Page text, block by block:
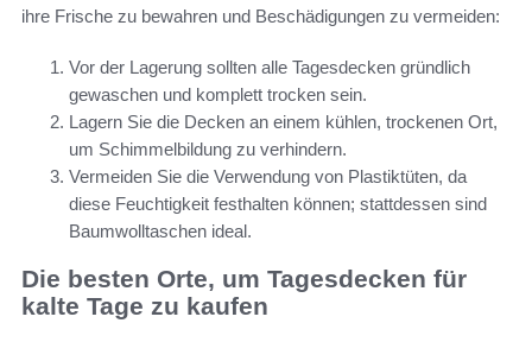
ihre Frische zu bewahren und Beschädigungen zu vermeiden:
Vor der Lagerung sollten alle Tagesdecken gründlich
gewaschen und komplett trocken sein.
Lagern Sie die Decken an einem kühlen, trockenen Ort,
um Schimmelbildung zu verhindern.
Vermeiden Sie die Verwendung von Plastiktüten, da
diese Feuchtigkeit festhalten können; stattdessen sind
Baumwolltaschen ideal.
Die besten Orte, um Tagesdecken für
kalte Tage zu kaufen